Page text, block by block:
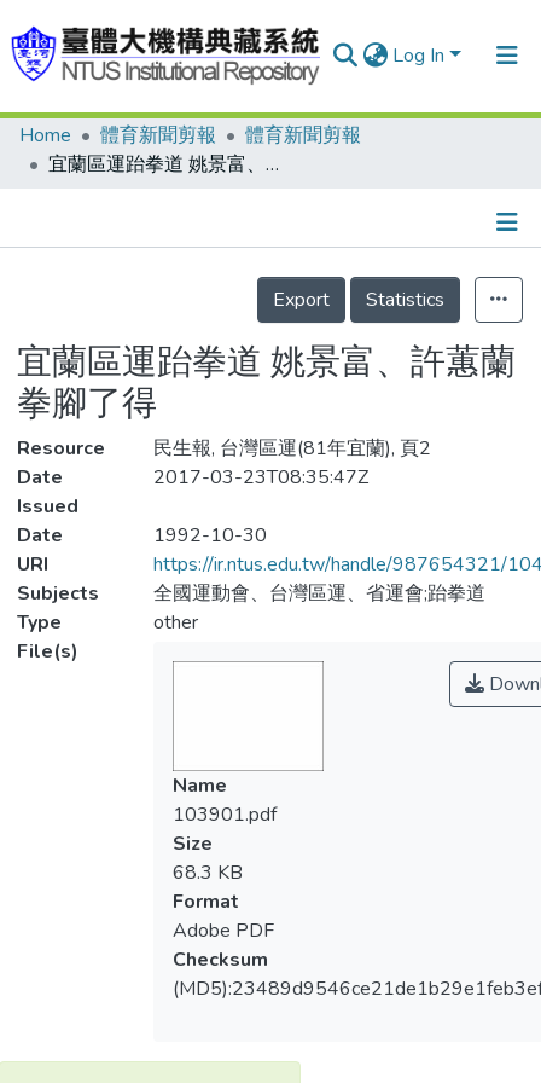
Log In
Communities & Collections
Statistics
Home 體育新聞剪報
體育新聞剪報
宜蘭區運跆拳道 姚景富、許蕙蘭 拳腳了得
Details
Export
Statistics
宜蘭區運跆拳道 姚景富、許蕙蘭
拳腳了得
Resource
民生報, 台灣區運(81年宜蘭), 頁2
Date
Issued
2017-03-23T08:35:47Z
Date
1992-10-30
URI
https://ir.ntus.edu.tw/handle/987654321/
Subjects
全國運動會、台灣區運、省運會;跆拳道
Type
other
File(s)
Name
103901.pdf
Size
68.3 KB
Format
Adobe PDF
Checksum